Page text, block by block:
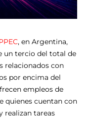
, en Argentina,
un tercio del total de
relacionados con
por encima del
empleos de
quienes cuentan con
realizan tareas